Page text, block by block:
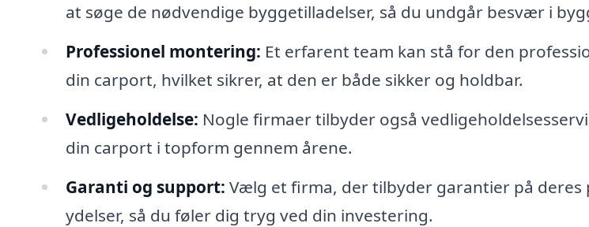
at søge de nødvendige byggetilladelser, så du undgår besvær i
Professionel montering: Et erfarent team kan stå for den
din carport, hvilket sikrer, at den er både sikker og holdbar.
Vedligeholdelse: Nogle firmaer tilbyder også
din carport i topform gennem årene.
Garanti og support: Vælg et firma, der tilbyder garantier på deres
ydelser, så du føler dig tryg ved din investering.